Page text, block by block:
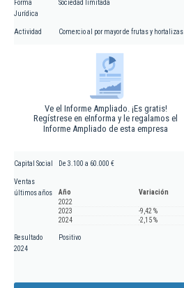
Forma
Jurídica
Sociedad limitada
Actividad Comercio al por mayor de frutas y hortalizas
Ve el Informe Ampliado. ¡Es gratis!
Regístrese en eInforma y le regalamos el
Informe Ampliado de esta empresa
Capital Social De 3.100 a 60.000 €
Ventas
últimos años
Año
Variación
2022
2023
-9,42 %
2024
-2,15 %
Resultado
2024
Positivo